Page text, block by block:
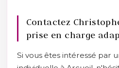
Contactez
prise en charge
Si vous êtes intéressé par